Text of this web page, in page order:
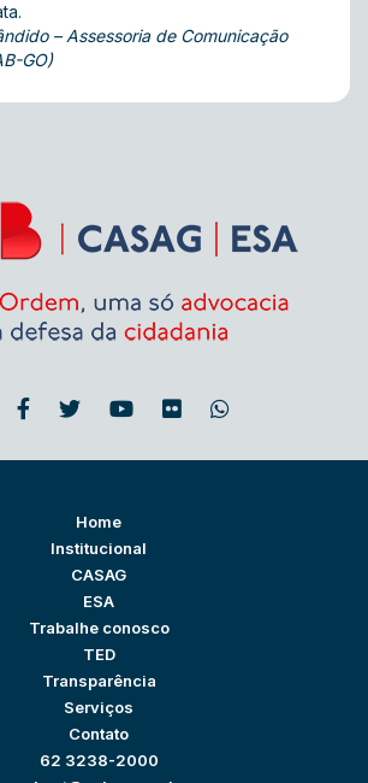
– Assessoria de Comunicação
GO)
Home
Institucional
CASAG
ESA
Trabalhe conosco
TED
Transparência
Serviços
Contato
62 3238-2000